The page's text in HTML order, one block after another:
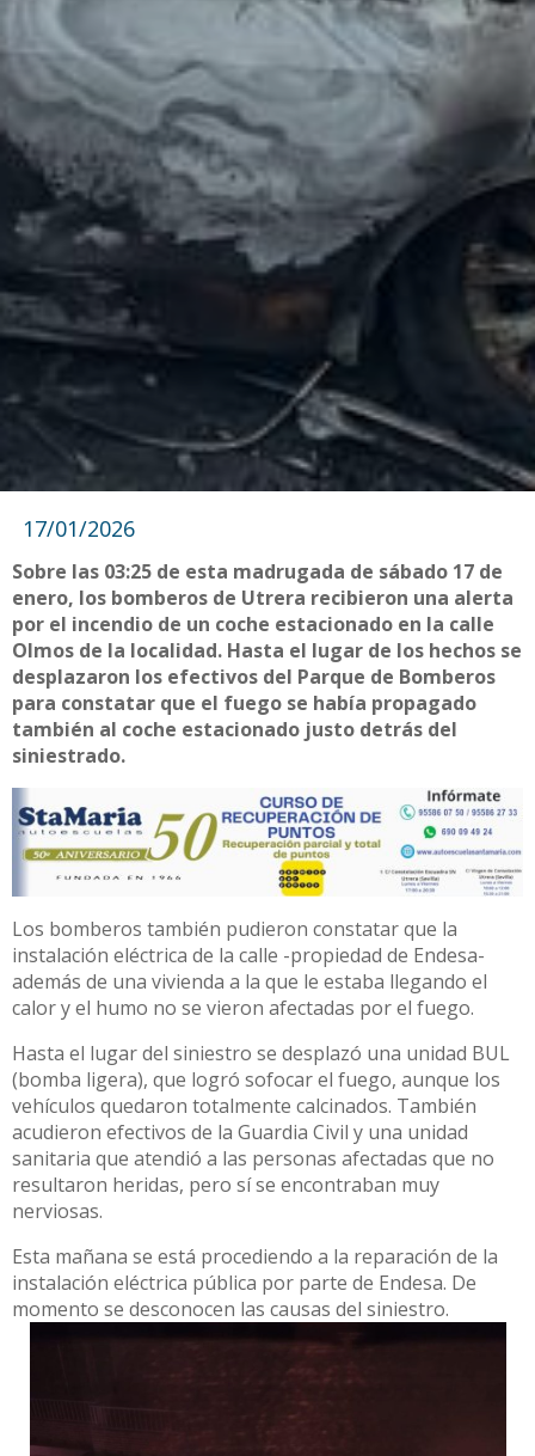
17/01/2026
Sobre las 03:25 de esta madrugada de sábado 17 de
enero, los bomberos de Utrera recibieron una alerta
por el incendio de un coche estacionado en la calle
Olmos de la localidad. Hasta el lugar de los hechos se
desplazaron los efectivos del Parque de Bomberos
para constatar que el fuego se había propagado
también al coche estacionado justo detrás del
siniestrado.
Los bomberos también pudieron constatar que la
instalación eléctrica de la calle -propiedad de Endesa-
además de una vivienda a la que le estaba llegando el
calor y el humo no se vieron afectadas por el fuego.
Hasta el lugar del siniestro se desplazó una unidad BUL
(bomba ligera), que logró sofocar el fuego, aunque los
vehículos quedaron totalmente calcinados. También
acudieron efectivos de la Guardia Civil y una unidad
sanitaria que atendió a las personas afectadas que no
resultaron heridas, pero sí se encontraban muy
nerviosas.
Esta mañana se está procediendo a la reparación de la
instalación eléctrica pública por parte de Endesa. De
momento se desconocen las causas del siniestro.